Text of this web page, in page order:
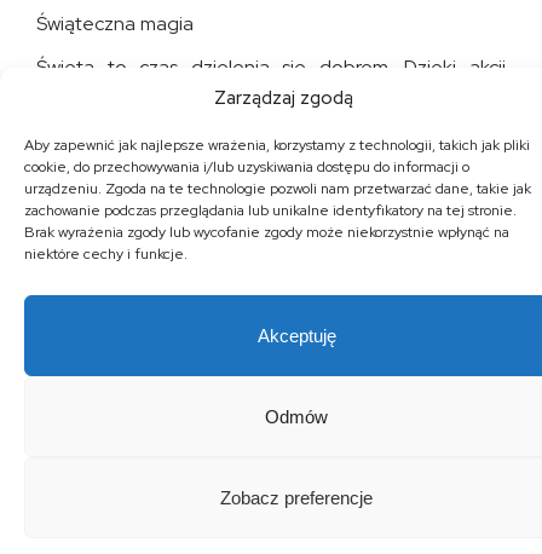
Zarządzaj zgodą
Aby zapewnić jak najlepsze wrażenia, korzystamy z technologii, takich jak pliki
cookie, do przechowywania i/lub uzyskiwania dostępu do informacji o
urządzeniu. Zgoda na te technologie pozwoli nam przetwarzać dane, takie jak
zachowanie podczas przeglądania lub unikalne identyfikatory na tej stronie.
Brak wyrażenia zgody lub wycofanie zgody może niekorzystnie wpłynąć na
niektóre cechy i funkcje.
Akceptuję
Odmów
Zobacz preferencje
Świąteczna magia
Święta to czas dzielenia się dobrem. Dzięki akcji
Gwiazdor mogliśmy pokazać, że razem możemy
dzień. To jednak dopiero początek – już planujemy
kolejne działania, które pozwolą nam wnosić radość
tam, gdzie jej brakuje.
Zachęcamy wszystkich do włączenia się w podobne
inicjatywy – bo prawdziwa magia świąt tkwi w dawaniu!